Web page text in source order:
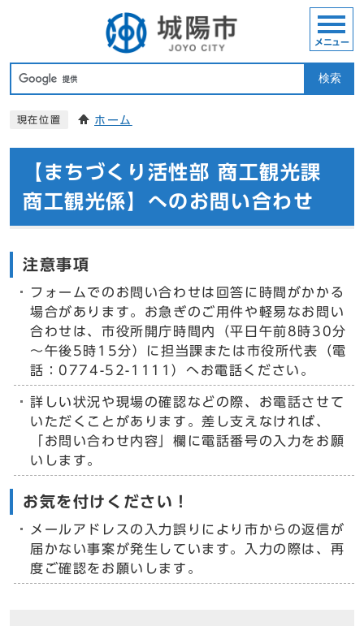
検索
メニュー
現在位置 ホーム
【まちづくり活性部 商工観光課
商工観光係】へのお問い合わせ
注意事項
フォームでのお問い合わせは回答に時間がかかる
場合があります。お急ぎのご用件や軽易なお問い
合わせは、市役所開庁時間内（平日午前8時30分
～午後5時15分）に担当課または市役所代表（電
話：0774-52-1111）へお電話ください。
詳しい状況や現場の確認などの際、お電話させて
いただくことがあります。差し支えなければ、
「お問い合わせ内容」欄に電話番号の入力をお願
いします。
お気を付けください！
メールアドレスの入力誤りにより市からの返信が
届かない事案が発生しています。入力の際は、再
度ご確認をお願いします。